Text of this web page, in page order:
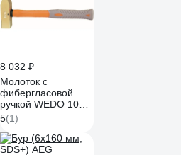
8 032 ₽
Молоток с
фибергласовой
ручкой WEDO 1000г
NS186-1004
5(1)